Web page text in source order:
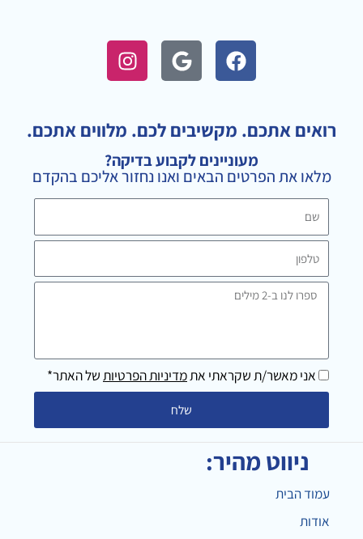
F
a
c
b
o
o
k
G
o
o
l
e
I
n
s
a
g
r
a
רואים אתכם. מקשיבים לכם. מלווים אתכם.
מעוניינים לקבוע בדיקה?
מלאו את הפרטים הבאים ואנו נחזור אליכם בהקדם
טלפון
ספרו
מילים
אני מאשר/ת שקראתי אתמדיניות הפרטיותשל האתר*
שלח
ניווט מהיר:
עמוד הבית
אודות